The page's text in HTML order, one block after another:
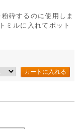
砕するのに使用しま
ミルに入れてポット